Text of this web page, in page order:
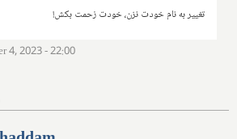
تغییر به نام خودت نزن، خودت زحمت بکش!
4, 2023 - 22:00